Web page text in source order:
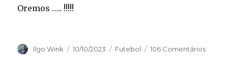
Oremos ….. !!!!!
Autor
Ilgo Wink
Publicado
10/10/2023 Categorias
Futebol 106 Comentários